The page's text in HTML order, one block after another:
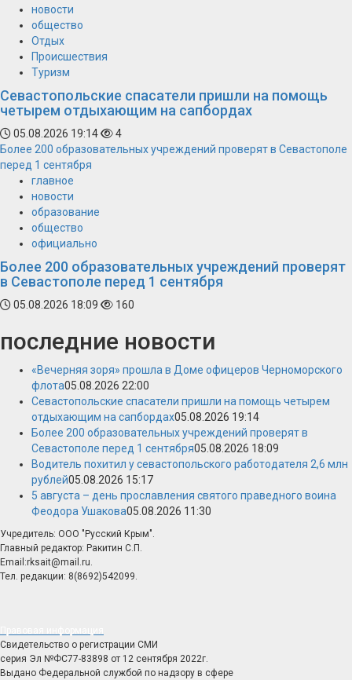
новости
общество
Отдых
Происшествия
Туризм
Севастопольские спасатели пришли на помощь
четырем отдыхающим на сапбордах
05.08.2026 19:14
4
Более 200 образовательных учреждений проверят в Севастополе
перед 1 сентября
главное
новости
образование
общество
официально
Более 200 образовательных учреждений проверят
в Севастополе перед 1 сентября
05.08.2026 18:09 160
последние новости
«Вечерняя зоря» прошла в Доме офицеров Черноморского
флота05.08.2026 22:00
Севастопольские спасатели пришли на помощь четырем
отдыхающим на сапбордах05.08.2026 19:14
Более 200 образовательных учреждений проверят в
Севастополе перед 1 сентября05.08.2026 18:09
Водитель похитил у севастопольского работодателя 2,6 млн
рублей05.08.2026 15:17
5 августа – день прославления святого праведного воина
Феодора Ушакова05.08.2026 11:30
Учредитель: ООО "Русский Крым".
Главный редактор: Ракитин С.П.
Email:rksait@mail.ru.
Тел. редакции: 8(8692)542099.
Свидетельство о регистрации СМИ
серия Эл №ФС77-83898 от 12 сентября 2022г.
Выдано Федеральной службой по надзору в сфере